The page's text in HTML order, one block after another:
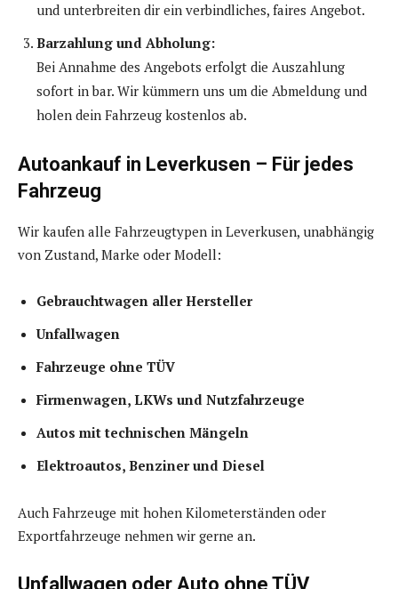
und unterbreiten dir ein verbindliches, faires Angebot.
Barzahlung und Abholung:
Bei Annahme des Angebots erfolgt die Auszahlung
sofort in bar. Wir kümmern uns um die Abmeldung und
holen dein Fahrzeug kostenlos ab.
Autoankauf in Leverkusen – Für jedes
Fahrzeug
Wir kaufen alle Fahrzeugtypen in Leverkusen, unabhängig
von Zustand, Marke oder Modell:
Gebrauchtwagen aller Hersteller
Unfallwagen
Fahrzeuge ohne TÜV
Firmenwagen, LKWs und Nutzfahrzeuge
Autos mit technischen Mängeln
Elektroautos, Benziner und Diesel
Auch Fahrzeuge mit hohen Kilometerständen oder
Exportfahrzeuge nehmen wir gerne an.
Unfallwagen oder Auto ohne TÜV